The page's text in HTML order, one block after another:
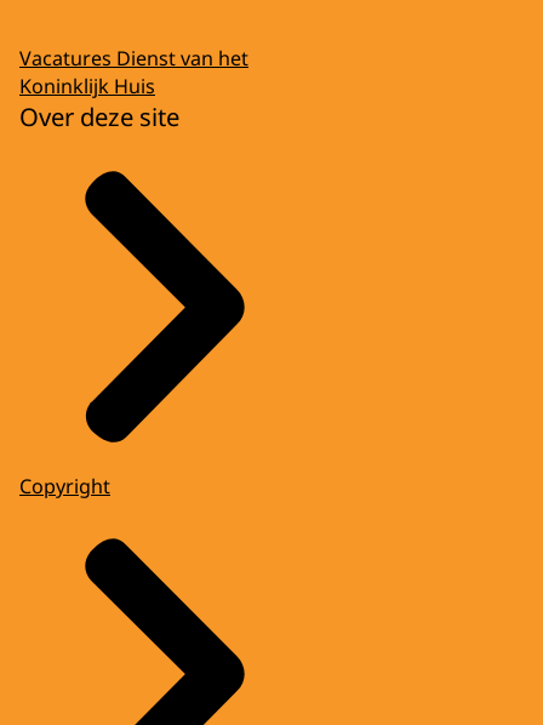
Vacatures Dienst van het
Koninklijk Huis
Over deze site
Copyright